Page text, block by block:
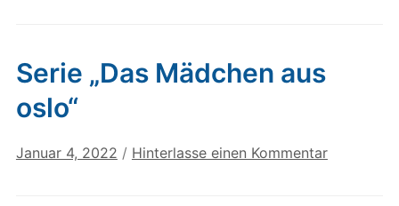
Serie „Das Mädchen aus
oslo“
Januar 4, 2022 / Hinterlasse einen Kommentar